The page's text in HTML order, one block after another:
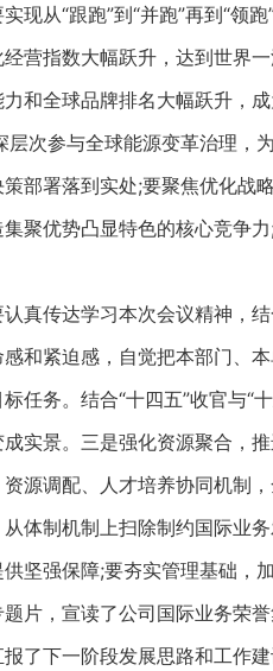
从“跟跑”到“并跑”再到“领跑
营指数大幅跃升，达到世界
和全球品牌排名大幅跃升，
次参与全球能源变革治理，
部署落到实处;要聚焦优化战
聚优势凸显特色的核心竞争
传达学习本次会议精神，结
和紧迫感，自觉把本部门、
任务。结合“十四五”收官与“
实景。三是强化资源聚合，
源调配、人才培养协同机制，
制机制上扫除制约国际业务
坚强保障;要夯实管理基础，
，宣读了公司国际业务荣誉
了下一阶段发展思路和工作